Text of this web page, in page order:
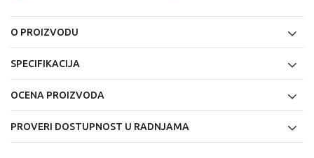
O PROIZVODU
SPECIFIKACIJA
OCENA PROIZVODA
PROVERI DOSTUPNOST U RADNJAMA